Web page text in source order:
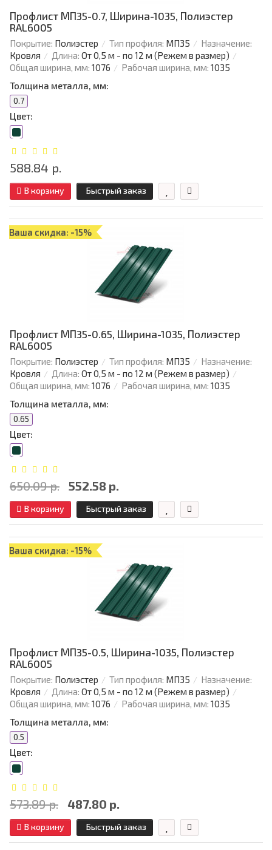
Профлист МП35-0.7, Ширина-1035, Полиэстер
RAL6005
Покрытие: Полиэстер Тип профиля: МП35
Назначение:
Кровля
Длина: От 0,5 м - по 12 м (Режем в размер)
Общая ширина, мм: 1076 Рабочая ширина, мм: 1035
Толщина металла, мм:
0.7
Цвет:
588.84 р.
В корзину Быстрый заказ
Ваша скидка: -15%
Профлист МП35-0.65, Ширина-1035, Полиэстер
RAL6005
Покрытие: Полиэстер Тип профиля: МП35
Назначение:
Кровля
Длина: От 0,5 м - по 12 м (Режем в размер)
Общая ширина, мм: 1076 Рабочая ширина, мм: 1035
Толщина металла, мм:
0.65
Цвет:
650.09 р. 552.58 р.
В корзину Быстрый заказ
Ваша скидка: -15%
Профлист МП35-0.5, Ширина-1035, Полиэстер
RAL6005
Покрытие: Полиэстер Тип профиля: МП35
Назначение:
Кровля
Длина: От 0,5 м - по 12 м (Режем в размер)
Общая ширина, мм: 1076 Рабочая ширина, мм: 1035
Толщина металла, мм:
0.5
Цвет:
573.89 р. 487.80 р.
В корзину Быстрый заказ